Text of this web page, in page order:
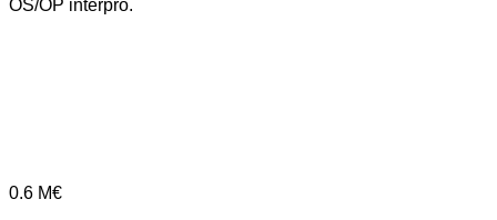
OS/OP interpro.
0.6 M€